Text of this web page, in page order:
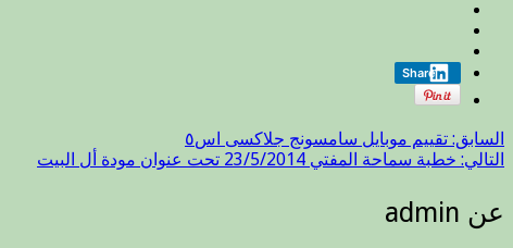
Share
السابق: تقييم موبايل سامسونج جلاكسى اس٥
التالي: خطبة سماحة المفتي 23/5/2014 تحت عنوان مودة أل البيت
عن admin